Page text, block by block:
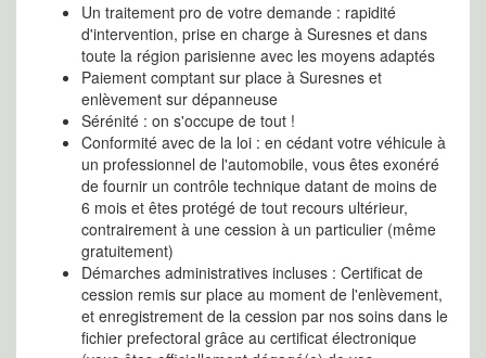
Un traitement pro de votre demande : rapidité
d'intervention, prise en charge à Suresnes et dans
toute la région parisienne avec les moyens adaptés
Paiement comptant sur place à Suresnes et
enlèvement sur dépanneuse
Sérénité : on s'occupe de tout !
Conformité avec de la loi : en cédant votre véhicule à
un professionnel de l'automobile, vous êtes exonéré
de fournir un contrôle technique datant de moins de
6 mois et êtes protégé de tout recours ultérieur,
contrairement à une cession à un particulier (même
gratuitement)
Démarches administratives incluses : Certificat de
cession remis sur place au moment de l'enlèvement,
et enregistrement de la cession par nos soins dans le
fichier prefectoral grâce au certificat électronique